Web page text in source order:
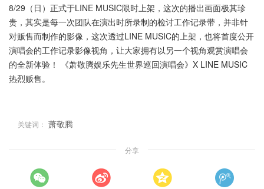
8/29（日）正式于LINE MUSIC限时上架，这次的播出画面极其珍
贵，其实是每一次团队在演出时所录制的检讨工作记录带，并非针
对贩售而制作的影像，这次透过LINE MUSIC的上架，也将首度公开
演唱会的工作记录影像视角，让大家拥有以另一个视角观赏演唱会
的全新体验！ 《萧敬腾娱乐先生世界巡回演唱会》X LINE MUSIC
热烈贩售。
关键词： 萧敬腾
分享